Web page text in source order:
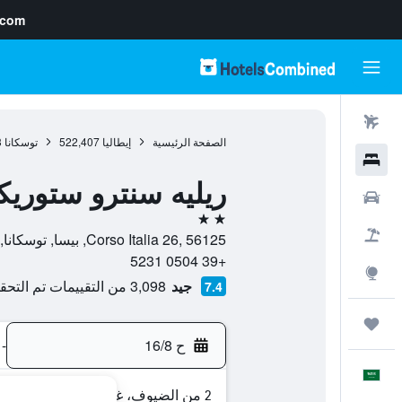
الصفحة الرئيسية إيطاليا 522,407 توسكانا
ريليه سنترو
2 نجمتين
Corso Italia 26, 56125, بيسا, توسكانا, إيطاليا
+39 0504 5231
7.4 جيد 3,098 من التقييمات تم التحقق منها
ح 16/8 -
2 من الضيوف، غرفة واحدة